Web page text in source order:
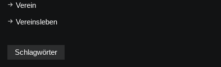
Verein
Vereinsleben
Schlagwörter